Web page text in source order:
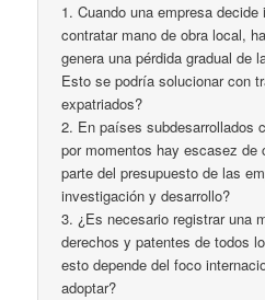
1. Cuando una empresa
contratar mano de obra local,
genera una pérdida gradual de
Esto se podría solucionar con
expatriados?
2. En países subdesarrollados
por momentos hay escasez de
parte del presupuesto de las
investigación y desarrollo?
3. ¿Es necesario registrar una
derechos y patentes de todos
esto depende del foco
adoptar?